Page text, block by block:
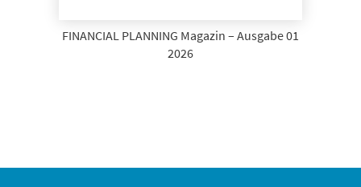
FINANCIAL PLANNING Magazin – Ausgabe 01
2026